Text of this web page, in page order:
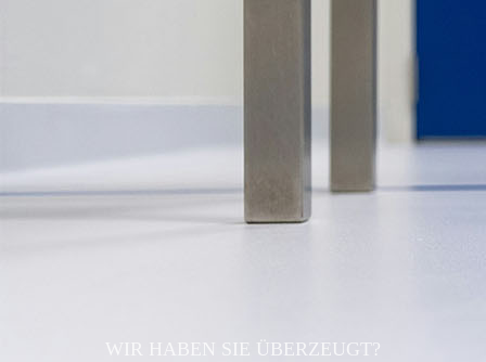
WIR HABEN SIE ÜBERZEUGT?